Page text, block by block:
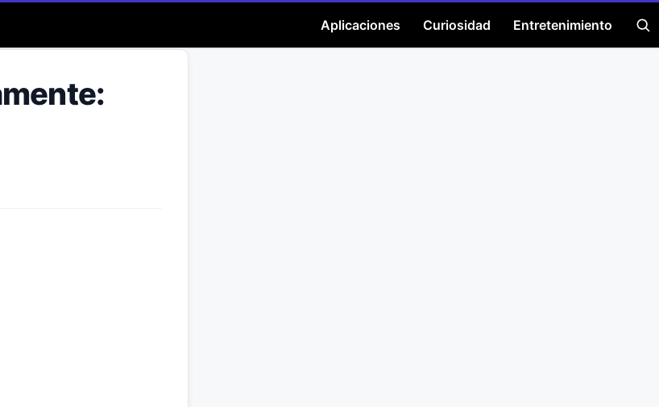
Aplicaciones Curiosidad Entretenimiento